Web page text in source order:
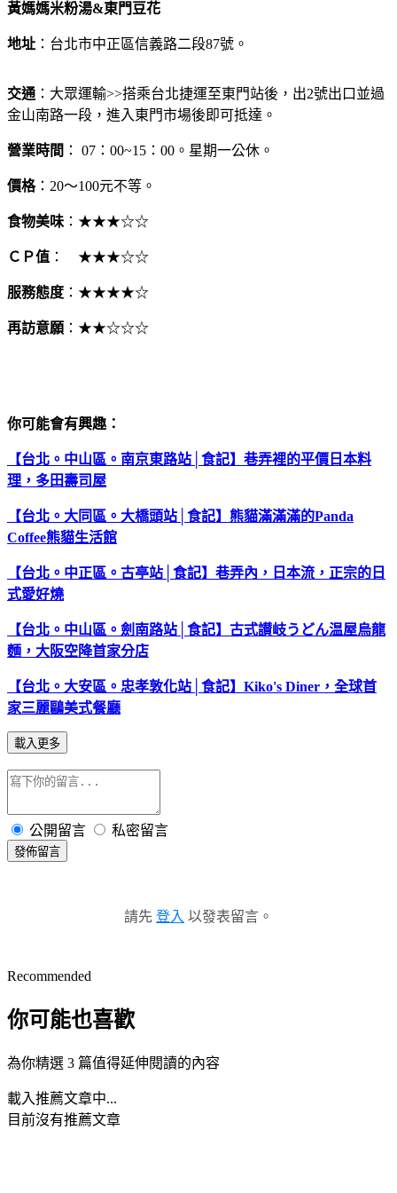
黃媽媽米粉湯&東門豆花
地址 ：台北市中正區信義路二段87號‎。
交通 ：大眾運輸>>搭乘台北捷運至東門站後，出2號出口並過
金山南路一段，進入東門市場後即可抵達。
營業時間 ： 07：00~15：00。星期一公休。
價格：20～100元不等。
食物美味 ：★★★☆☆
ＣＰ值 ： ★★★☆☆
服務態度 ：★★★★☆
再訪意願 ：★★☆☆☆
你可能會有興趣：
【台北。中山區。南京東路站│食記】巷弄裡的平價日本料
理，多田壽司屋
【台北。大同區。大橋頭站│食記】熊貓滿滿滿的Panda
Coffee熊貓生活館
【台北。中正區。古亭站│食記】巷弄內，日本流，正宗的日
式愛好燒
【台北。中山區。劍南路站│食記】古式讃岐うどん温屋烏龍
麵，大阪空降首家分店
【台北。大安區。忠孝敦化站│食記】Kiko's Diner，全球首
家三麗鷗美式餐廳
載入更多
公開留言 私密留言
發佈留言
請先 登入 以發表留言。
Recommended
你可能也喜歡
為你精選 3 篇值得延伸閱讀的內容
載入推薦文章中...
目前沒有推薦文章